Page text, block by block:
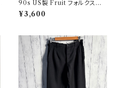
90s US製 Fruit フォルクスワ
ーゲン シングルステッチTシャツ
ヴィンテージTシャツ アド 企業
¥3,600